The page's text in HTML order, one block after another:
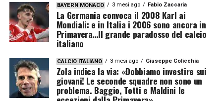
BAYERN MONACO 3 mesi ago Fabio Zaccaria
La Germania convoca il 2008 Karl ai
Mondiali: e in Italia i 2006 sono ancora in
Primavera…Il grande paradosso del calcio
italiano
CALCIO ITALIANO 3 mesi ago Giuseppe Colicchia
Zola indica la via: «Dobbiamo investire sui
giovani! Le seconde squadre non sono un
problema. Baggio, Totti e Maldini le